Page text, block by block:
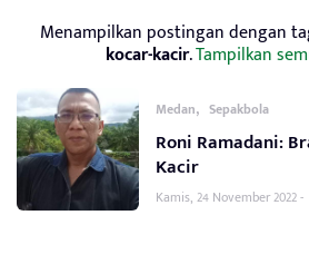
Menampilkan postingan dengan
kocar-kacir.Tampilkan
Medan, Sepakbola
Roni Ramadani:
Kacir
Kamis, 24 November 2022 -